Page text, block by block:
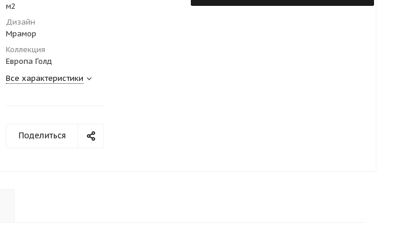
м2
Дизайн
Мрамор
Коллекция
Европа Голд
Все характеристики
Поделиться